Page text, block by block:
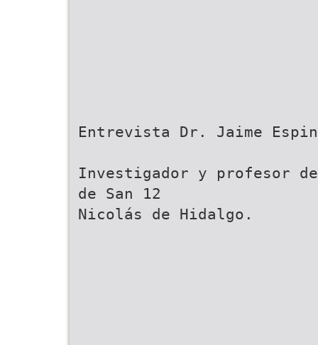
Entrevista Dr. Jaime
Investigador y profesor
de San 12
Nicolás de Hidalgo.